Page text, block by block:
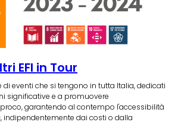
EFI in Tour
di eventi che si tengono in tutta Italia, dedicati
significative e a promuovere
garantendo al contempo l'accessibilità
indipendentemente dai costi o dalla